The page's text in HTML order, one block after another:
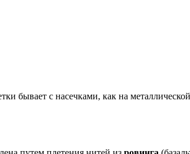
бывает с насечками, как на